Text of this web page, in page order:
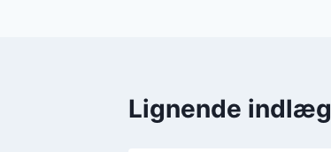
Lignende indlæg